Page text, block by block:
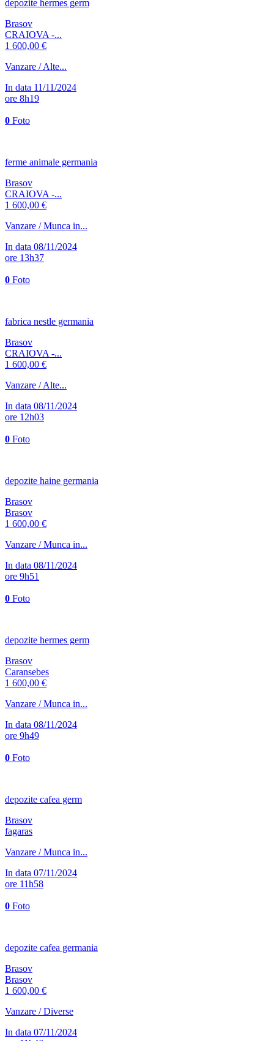
depozite hermes germ
Brasov
CRAIOVA -...
1 600,00 €
Vanzare / Alte...
In data 11/11/2024
ore 8h19
0 Foto
ferme animale germania
Brasov
CRAIOVA -...
1 600,00 €
Vanzare / Munca in...
In data 08/11/2024
ore 13h37
0 Foto
fabrica nestle germania
Brasov
CRAIOVA -...
1 600,00 €
Vanzare / Alte...
In data 08/11/2024
ore 12h03
0 Foto
depozite haine germania
Brasov
Brasov
1 600,00 €
Vanzare / Munca in...
In data 08/11/2024
ore 9h51
0 Foto
depozite hermes germ
Brasov
Caransebes
1 600,00 €
Vanzare / Munca in...
In data 08/11/2024
ore 9h49
0 Foto
depozite cafea germ
Brasov
fagaras
Vanzare / Munca in...
In data 07/11/2024
ore 11h58
0 Foto
depozite cafea germania
Brasov
Brasov
1 600,00 €
Vanzare / Diverse
In data 07/11/2024